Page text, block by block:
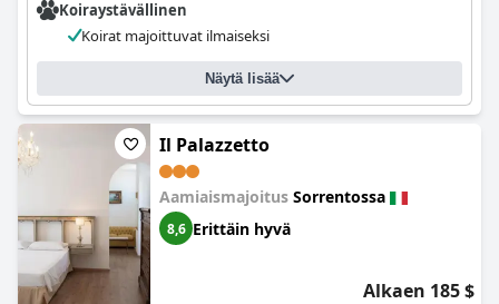
Koiraystävällinen
Koirat majoittuvat ilmaiseksi
Näytä lisää
Il Palazzetto
Aamiaismajoitus Sorrentossa
8,6 Erittäin hyvä
Alkaen 185 $